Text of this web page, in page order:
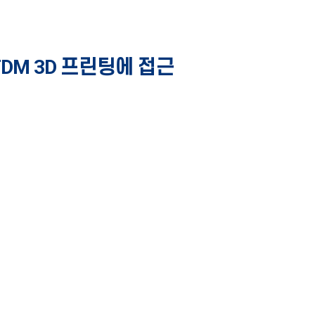
3D 프린팅에 접근